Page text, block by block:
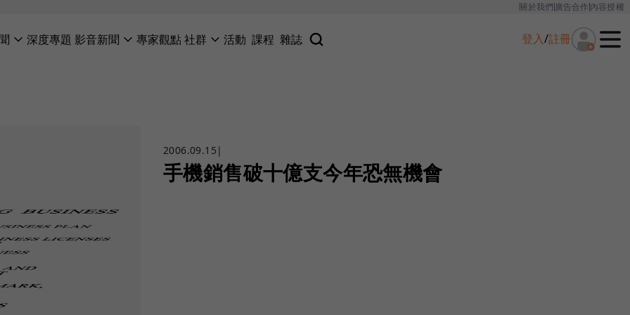
關於我們廣告合作內容授權
深度專題 影音新聞 專家觀點社群 活動 課程 雜誌 登入/註冊
2006.09.15 |
手機銷售破十億支今年恐無機會